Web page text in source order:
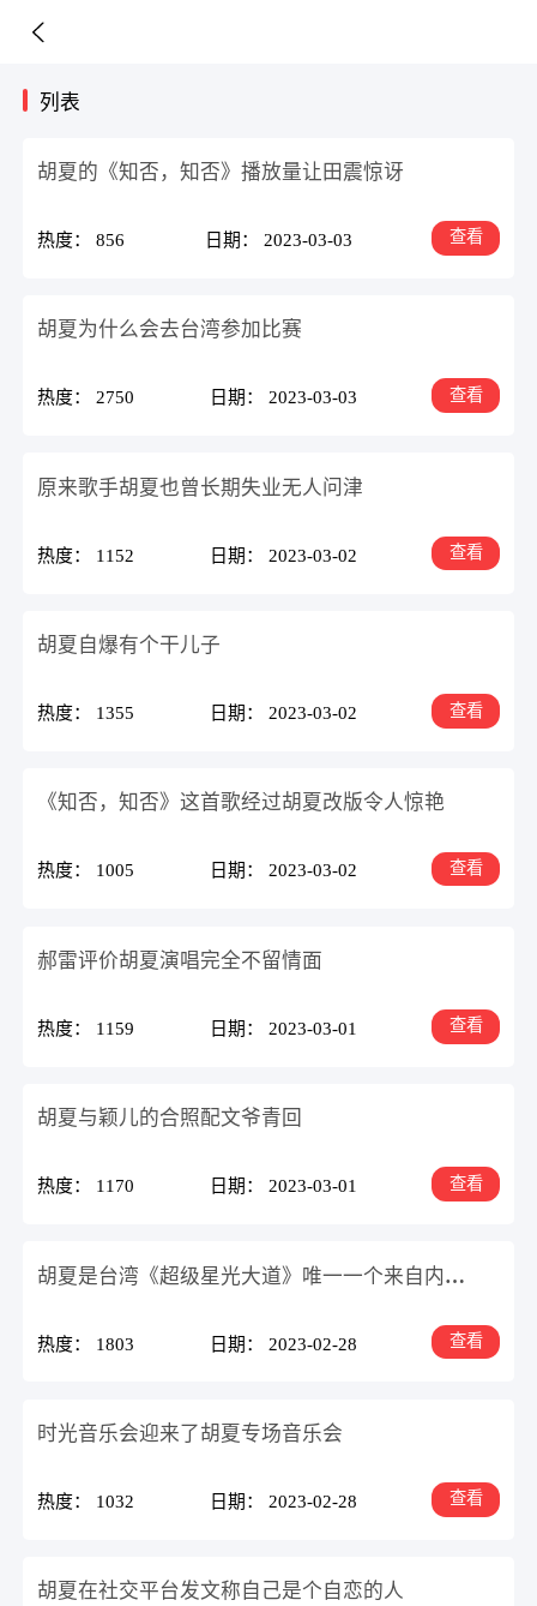
列表
胡夏的《知否，知否》播放量让田震惊讶
热度： 856 日期： 2023-03-03 查看
胡夏为什么会去台湾参加比赛
热度： 2750 日期： 2023-03-03 查看
原来歌手胡夏也曾长期失业无人问津
热度： 1152 日期： 2023-03-02 查看
胡夏自爆有个干儿子
热度： 1355 日期： 2023-03-02 查看
《知否，知否》这首歌经过胡夏改版令人惊艳
热度： 1005 日期： 2023-03-02 查看
郝雷评价胡夏演唱完全不留情面
热度： 1159 日期： 2023-03-01 查看
胡夏与颖儿的合照配文爷青回
热度： 1170 日期： 2023-03-01 查看
胡夏是台湾《超级星光大道》唯一一个来自内地的冠军
热度： 1803 日期： 2023-02-28 查看
时光音乐会迎来了胡夏专场音乐会
热度： 1032 日期： 2023-02-28 查看
胡夏在社交平台发文称自己是个自恋的人